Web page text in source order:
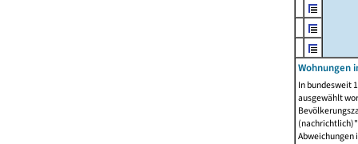
Wohnungen
In bundesweit
ausgewählt
Abweichungen